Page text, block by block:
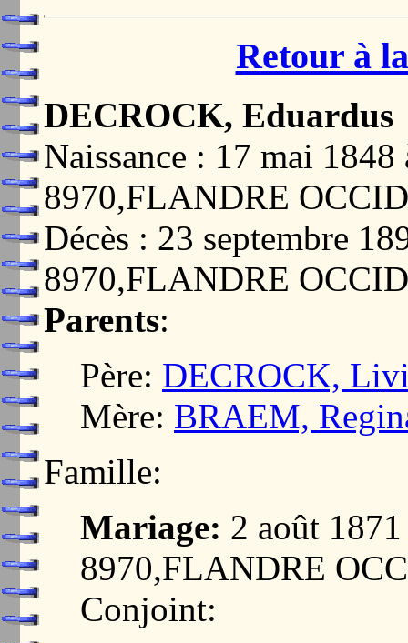
Retour à
DECROCK, Eduardus
Naissance : 17 mai
8970,FLANDRE
Décès : 23 septembre
8970,FLANDRE
Parents:
Père: DECROCK,
Mère: BRAEM,
Famille:
Mariage: 2 août
8970,FLANDRE
Conjoint: